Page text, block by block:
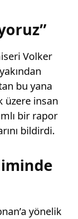
Volker
bu yana
üzere insan
bir rapor
bildirdi.
yönelik